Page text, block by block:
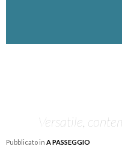
Versatile,
Pubblicato in A PASSEGGIO